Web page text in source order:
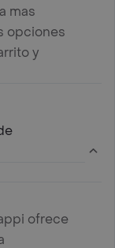
mas
opciones
y
ofrece